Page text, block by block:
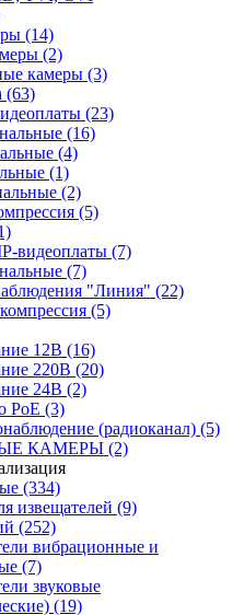
(14)
(2)
камеры (3)
(63)
(23)
(16)
(4)
(1)
(2)
(5)
видеоплаты (7)
(7)
"Линия" (22)
(5)
12В (16)
220В (20)
24В (2)
PoE (3)
(радиоканал) (5)
КАМЕРЫ (2)
(334)
извещателей (9)
(252)
вибрационные и
(7)
звуковые
(19)